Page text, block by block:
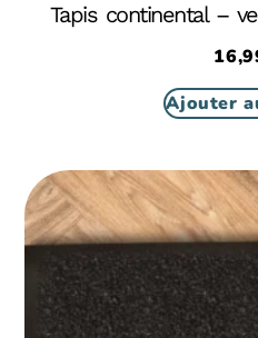
Tapis continental –
Ajouter